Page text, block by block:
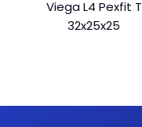
Viega L4 Pexfit T
32x25x25